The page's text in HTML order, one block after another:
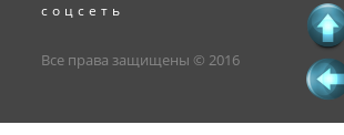
соцсеть
Все права защищены © 2016